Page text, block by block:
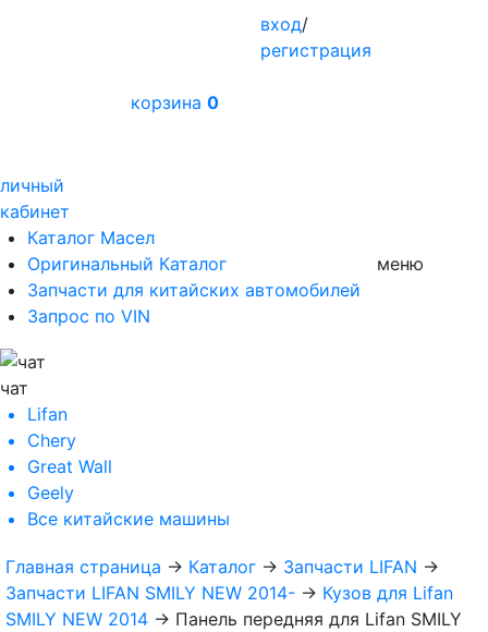
вход/
регистрация
личный
кабинет
корзина 0
Каталог Масел
Оригинальный Каталог
Запчасти для китайских автомобилей
Запрос по VIN
меню
чат
Lifan
Chery
Great Wall
Geely
Все китайские машины
Главная страница → Каталог → Запчасти LIFAN →
Запчасти LIFAN SMILY NEW 2014- → Кузов для Lifan
SMILY NEW 2014 → Панель передняя для Lifan SMILY